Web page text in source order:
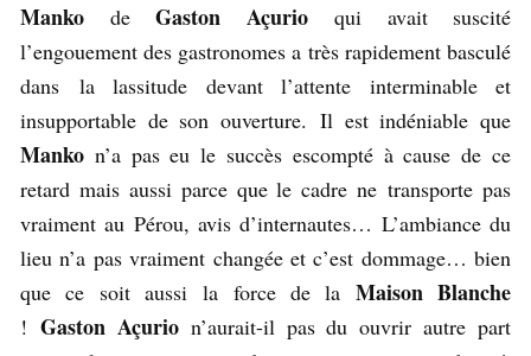
Manko de Gaston Açurioqui avait suscité
l’engouement des gastronomes a très rapidement basculé
dans la lassitude devant l’attente interminable et
insupportable de son ouverture. Il est indéniable que
Manko n’a pas eu le succès escompté à cause de ce
retard mais aussi parce que le cadre ne transporte pas
vraiment au Pérou, avis d’internautes… L’ambiance du
lieu n’a pas vraiment changée et c’est dommage… bien
que ce soit aussi la force de la Maison Blanche
! Gaston Açurion’aurait-il pas du ouvrir autre part